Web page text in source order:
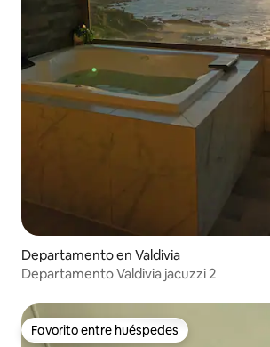
Departamento en Valdivia
Departamento Valdivia jacuzzi 2
Favorito entre huéspedes
Favorito entre huéspedes